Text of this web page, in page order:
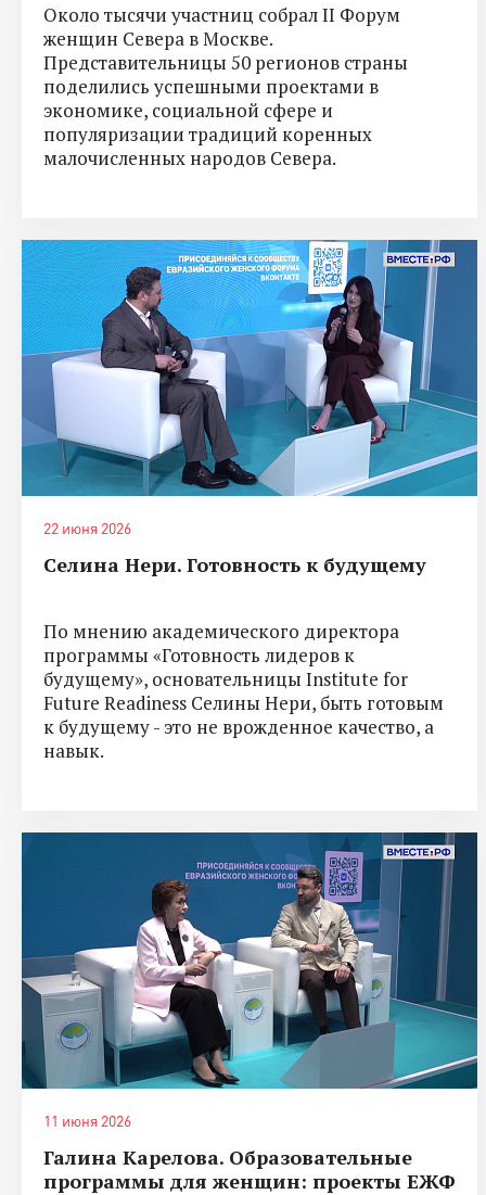
Около тысячи участниц собрал II Форум
женщин Севера в Москве.
Представительницы 50 регионов страны
поделились успешными проектами в
экономике, социальной сфере и
популяризации традиций коренных
малочисленных народов Севера.
22 июня 2026
Селина Нери. Готовность к будущему
По мнению академического директора
программы «Готовность лидеров к
будущему», основательницы Institute for
Future Readiness Селины Нери, быть готовым
к будущему - это не врожденное качество, а
навык.
11 июня 2026
Галина Карелова. Образовательные
программы для женщин: проекты ЕЖФ